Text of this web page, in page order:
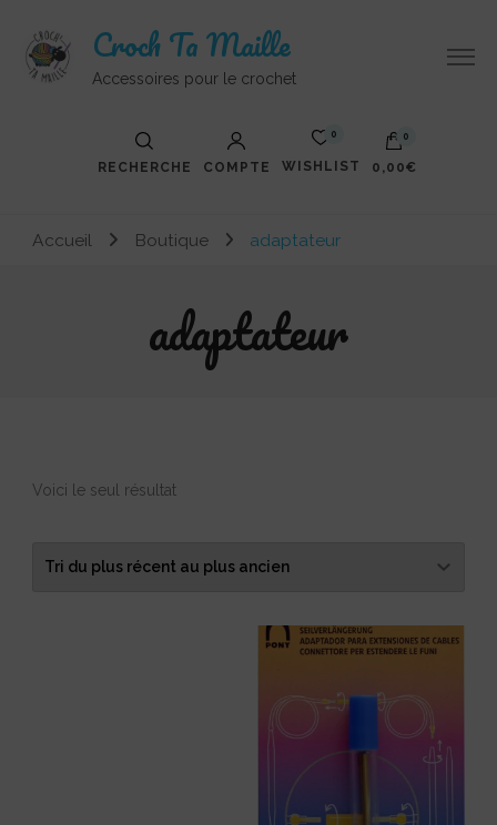
Croch Ta Maille
Accessoires pour le crochet
RECHERCHE COMPTE
0
WISHLIST
0
0,00€
Votre panier est vide.
Accueil Boutique adaptateur
adaptateur
Voici le seul résultat